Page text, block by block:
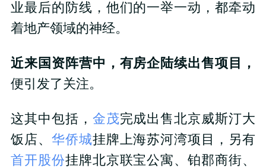
业最后的防线，他们的一举一动，都牵动
着地产领域的神经。
近来国资阵营中，有房企陆续出售项目，
便引发了关注。
这其中包括， 金茂完成出售北京威斯汀大
饭店、 华侨城挂牌上海苏河湾项目，另有
首开股份挂牌北京联宝公寓、铂郡商街、